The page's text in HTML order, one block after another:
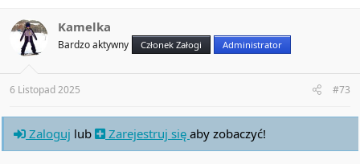
t
i
o
s
:
Kamelka
Bardzo aktywny Członek Załogi Administrator
6 Listopad 2025 #73
Zaloguj lub Zarejestruj się aby zobaczyć!